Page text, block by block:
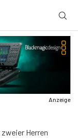
Anzeige
Herren